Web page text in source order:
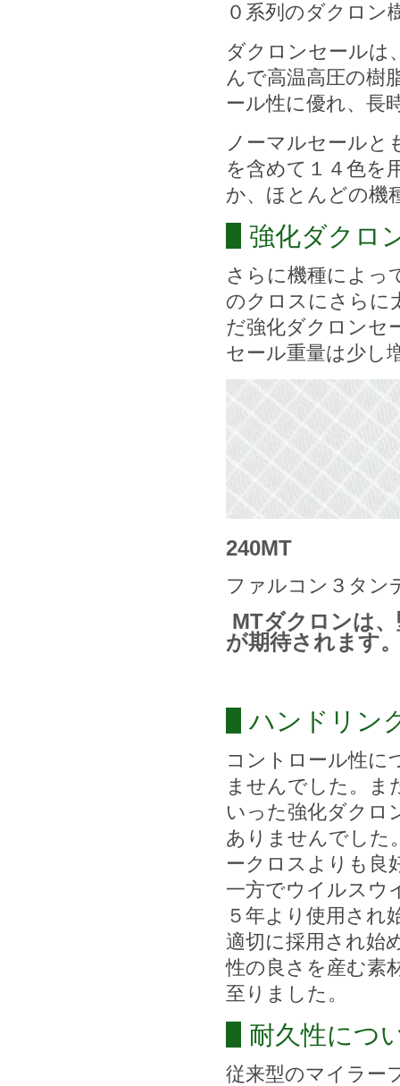
０系列のダクロン
ダクロンセールは
んで高温高圧の樹
ール性に優れ、長
ノーマルセールと
を含めて１４色を
か、ほとんどの機
強化ダクロ
さらに機種によっ
のクロスにさらに
だ強化ダクロンセ
セール重量は少し
240MT
ファルコン３タン
MTダクロンは
が期待されます
ハンドリン
コントロール性に
ませんでした。ま
いった強化ダクロ
ありませんでした
ークロスよりも良
一方でウイルスウ
５年より使用され
適切に採用され始
性の良さを産む素
至りました。
耐久性につ
従来型のマイラー